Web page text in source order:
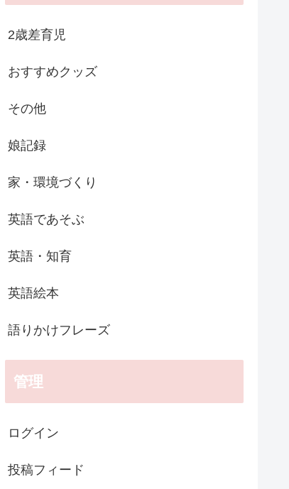
2歳差育児
おすすめクッズ
その他
娘記録
家・環境づくり
英語であそぶ
英語・知育
英語絵本
語りかけフレーズ
管理
ログイン
投稿フィード